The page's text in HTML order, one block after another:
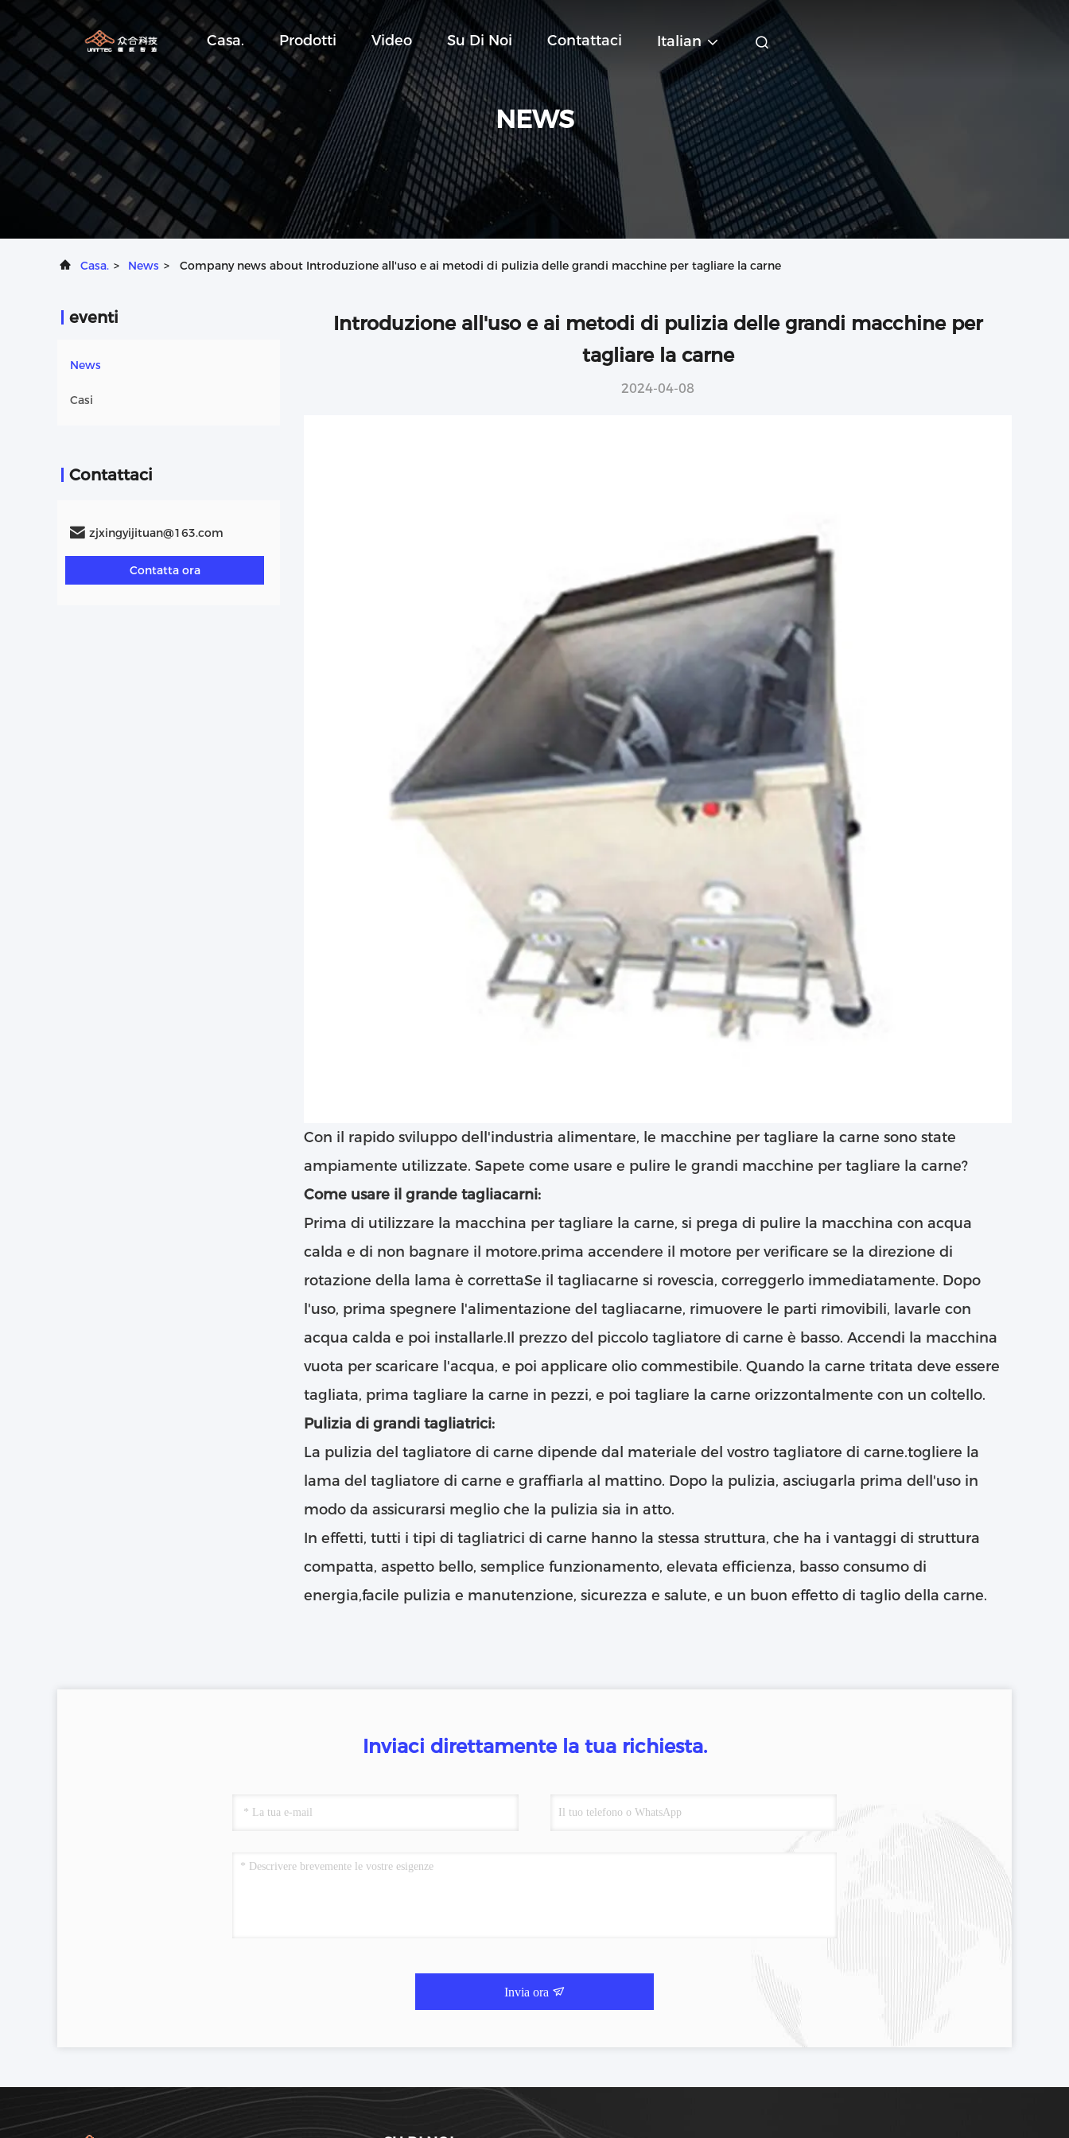
Casa. Prodotti Video Su Di Noi Contattaci Italian
NEWS
Casa. > News > Company news about Introduzione all'uso e ai metodi di pulizia delle grandi macchine per tagliare la carne
eventi
News
Casi
Contattaci
zjxingyijituan@163.com
Contatta ora
Introduzione all'uso e ai metodi di pulizia delle grandi macchine per
tagliare la carne
2024-04-08
Con il rapido sviluppo dell'industria alimentare, le macchine per tagliare la carne sono state
ampiamente utilizzate. Sapete come usare e pulire le grandi macchine per tagliare la carne?
Come usare il grande tagliacarni:
Prima di utilizzare la macchina per tagliare la carne, si prega di pulire la macchina con acqua
calda e di non bagnare il motore.prima accendere il motore per verificare se la direzione di
rotazione della lama è correttaSe il tagliacarne si rovescia, correggerlo immediatamente. Dopo
l'uso, prima spegnere l'alimentazione del tagliacarne, rimuovere le parti rimovibili, lavarle con
acqua calda e poi installarle.Il prezzo del piccolo tagliatore di carne è basso. Accendi la macchina
vuota per scaricare l'acqua, e poi applicare olio commestibile. Quando la carne tritata deve essere
tagliata, prima tagliare la carne in pezzi, e poi tagliare la carne orizzontalmente con un coltello.
Pulizia di grandi tagliatrici:
La pulizia del tagliatore di carne dipende dal materiale del vostro tagliatore di carne.togliere la
lama del tagliatore di carne e graffiarla al mattino. Dopo la pulizia, asciugarla prima dell'uso in
modo da assicurarsi meglio che la pulizia sia in atto.
In effetti, tutti i tipi di tagliatrici di carne hanno la stessa struttura, che ha i vantaggi di struttura
compatta, aspetto bello, semplice funzionamento, elevata efficienza, basso consumo di
energia,facile pulizia e manutenzione, sicurezza e salute, e un buon effetto di taglio della carne.
Inviaci direttamente la tua richiesta.
Invia ora